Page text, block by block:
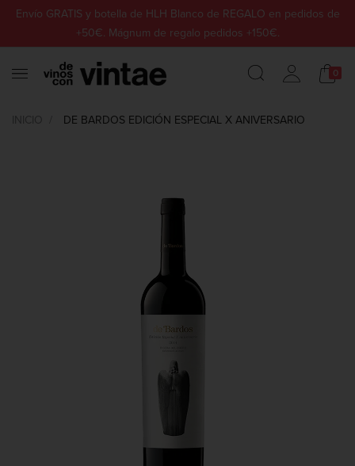
Envío GRATIS y botella de HLH Blanco de REGALO en pedidos de
+50€. Mágnum de regalo pedidos +150€.
0
DE BARDOS EDICIÓN ESPECIAL X ANIVERSARIO